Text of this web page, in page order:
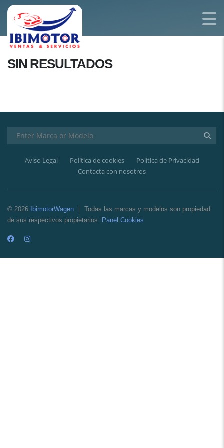
SIN RESULTADOS
Aviso Legal Política de cookies
Política de Privacidad
Contacta con nosotros
© 2026 IbimotorWagen
Todas las marcas y modelos son propiedad
de sus respectivos propietarios. Panel Cookies